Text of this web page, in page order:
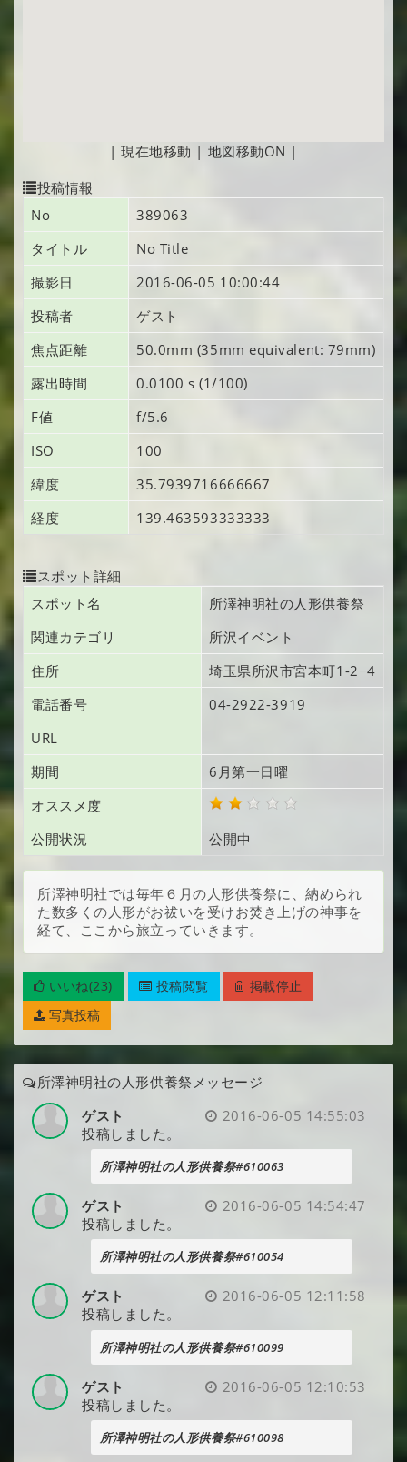
|現在地移動 | 地図移動ON |
投稿情報
No
389063
タイトル
No Title
撮影日
2016-06-05 10:00:44
投稿者
ゲスト
焦点距離
50.0mm (35mm equivalent: 79mm)
露出時間
0.0100 s (1/100)
F値
f/5.6
ISO
100
緯度
35.7939716666667
経度
139.463593333333
スポット詳細
スポット名
所澤神明社の人形供養祭
関連カテゴリ
所沢イベント
住所
埼玉県所沢市宮本町1-2−4
電話番号
04-2922-3919
URL
期間
6月第一日曜
オススメ度
公開状況
公開中
所澤神明社では毎年６月の人形供養祭に、納められ
た数多くの人形がお祓いを受けお焚き上げの神事を
経て、ここから旅立っていきます。
いいね(23) 投稿閲覧
掲載停止
写真投稿
所澤神明社の人形供養祭メッセージ
2016-06-05 14:55:03
ゲスト
投稿しました。
所澤神明社の人形供養祭#610063
2016-06-05 14:54:47
ゲスト
投稿しました。
所澤神明社の人形供養祭#610054
2016-06-05 12:11:58
ゲスト
投稿しました。
所澤神明社の人形供養祭#610099
2016-06-05 12:10:53
ゲスト
投稿しました。
所澤神明社の人形供養祭#610098